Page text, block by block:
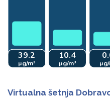
Virtualna šetnja